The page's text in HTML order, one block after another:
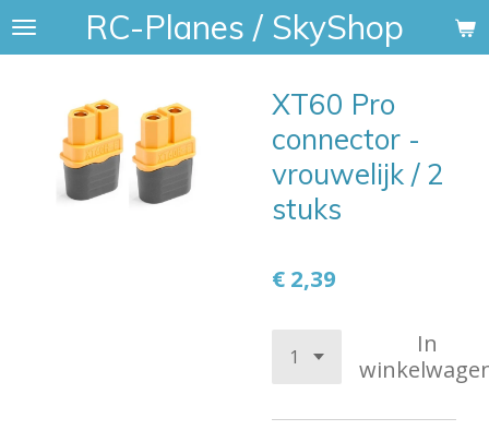
Ga
RC-Planes / SkyShop
XT60 Pro
connector -
vrouwelijk / 2
stuks
€ 2,39
In